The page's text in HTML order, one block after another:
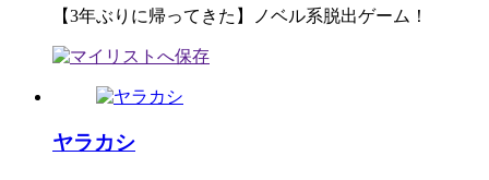
【3年ぶりに帰ってきた】ノベル系脱出ゲーム！
ヤラカシ